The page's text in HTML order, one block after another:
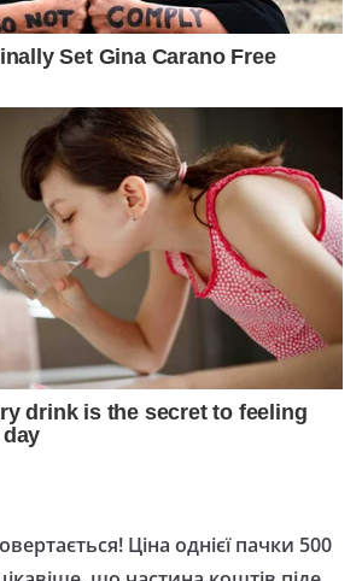
Ціна однієї пачки 500